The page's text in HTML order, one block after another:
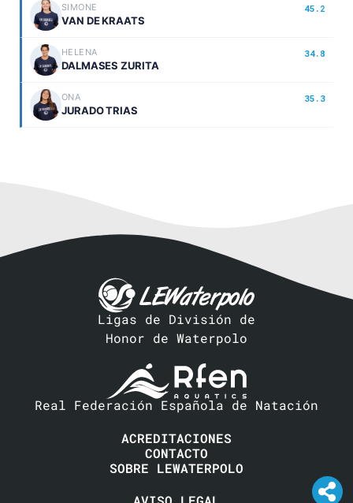
SIMONE 45.2
VAN DE KRAATS
HELENA 34.8
DALMASES ZURITA
ONA 35.3
JURADO TRIAS
Ligas de División de
Honor de Waterpolo
Real Federación Española de Natación
ACREDITACIONES
CONTACTO
SOBRE LEWATERPOLO